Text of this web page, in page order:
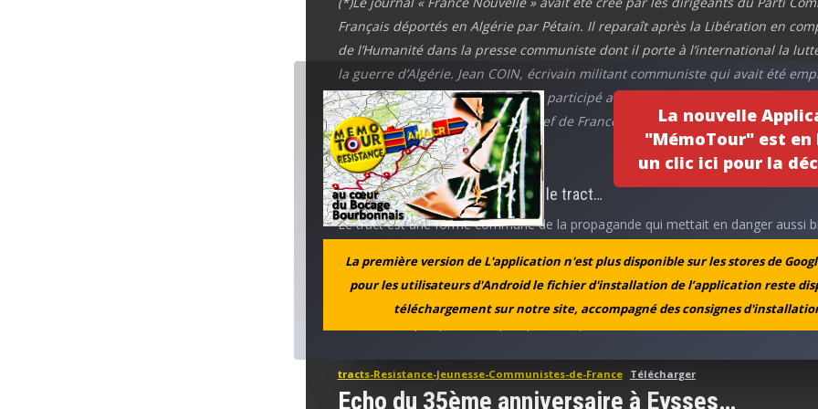
La nouvelle
"MémoTour" est en
un clic ici pour la
La première version de L'application n'est plus disponible sur les stores de
pour les utilisateurs d'Android le fichier d'installation de l’application reste
téléchargement sur notre site, accompagné des consignes
Français déportés en Algérie par Pétain. Il reparaît après la Libération en
de l’Humanité dans la presse communiste dont il porte à l’international la
la guerre d’Algérie. Jean COIN, écrivain militant communiste qui avait été
puis incarcéré à Eysses où il avait participé activement à l’organisation de la
Résistance, a été rédacteur en chef de France Nouvelle. Le journal a cessé de
en 1979.
Eysses dans la propagande par le tract…
Le tract est une forme commune de la propagande qui mettait en danger aussi
la diffusaient…
Ci-dessous, quelques exemples produits par les Jeunesses Communistes :
tracts-Resistance-Jeunesse-Communistes-de-France Télécharger
Echo du 35ème anniversaire à Eysses…